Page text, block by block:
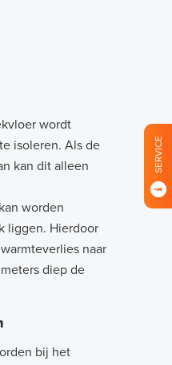
wordt
isoleren. Als de
kan dit alleen
worden
liggen. Hierdoor
naar
diep de
bij het
SERVICE